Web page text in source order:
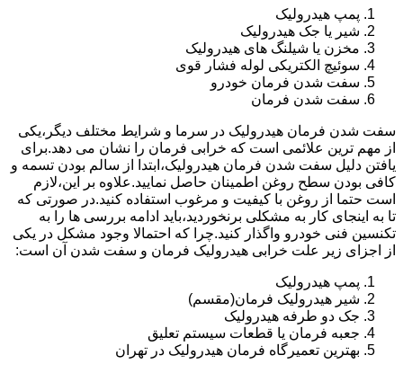
پمپ هیدرولیک
شیر یا جک هیدرولیک
مخزن یا شیلنگ های هیدرولیک
سوئیچ الکتریکی لوله فشار قوی
سفت شدن فرمان خودرو
سفت شدن فرمان
سفت شدن فرمان هیدرولیک در سرما و شرایط مختلف دیگر،یکی
از مهم ترین علائمی است که خرابی فرمان را نشان می دهد.برای
یافتن دلیل سفت شدن فرمان هیدرولیک،ابتدا از سالم بودن تسمه و
کافی بودن سطح روغن اطمینان حاصل نمایید.علاوه بر این،لازم
است حتما از روغن با کیفیت و مرغوب استفاده کنید.در صورتی که
تا به اینجای کار به مشکلی برنخوردید،باید ادامه بررسی ها را به
تکنسین فنی خودرو واگذار کنید.چرا که احتمالا وجود مشکل در یکی
از اجزای زیر علت خرابی هیدرولیک فرمان و سفت شدن آن است:
پمپ هیدرولیک
شیر هیدرولیک فرمان(مقسم)
جک دو طرفه هیدرولیک
جعبه فرمان یا قطعات سیستم تعلیق
بهترین تعمیرگاه فرمان هیدرولیک در تهران